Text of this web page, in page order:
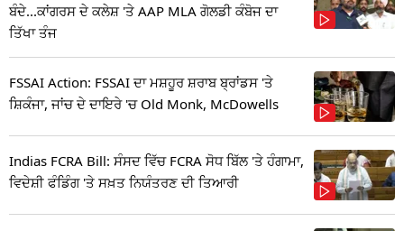
ਬੰਦੇ...ਕਾਂਗਰਸ ਦੇ ਕਲੇਸ਼ 'ਤੇ AAP MLA ਗੋਲਡੀ ਕੰਬੋਜ ਦਾ
ਤਿੱਖਾ ਤੰਜ
FSSAI Action: FSSAI ਦਾ ਮਸ਼ਹੂਰ ਸ਼ਰਾਬ ਬ੍ਰਾਂਡਸ 'ਤੇ
ਸ਼ਿਕੰਜਾ, ਜਾਂਚ ਦੇ ਦਾਇਰੇ 'ਚ Old Monk, McDowells
Indias FCRA Bill: ਸੰਸਦ ਵਿੱਚ FCRA ਸੋਧ ਬਿੱਲ 'ਤੇ ਹੰਗਾਮਾ,
ਵਿਦੇਸ਼ੀ ਫੰਡਿੰਗ 'ਤੇ ਸਖ਼ਤ ਨਿਯੰਤਰਣ ਦੀ ਤਿਆਰੀ